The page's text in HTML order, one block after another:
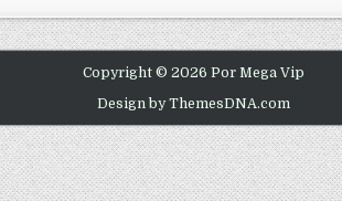
Copyright © 2026 Por Mega Vip
Design by ThemesDNA.com